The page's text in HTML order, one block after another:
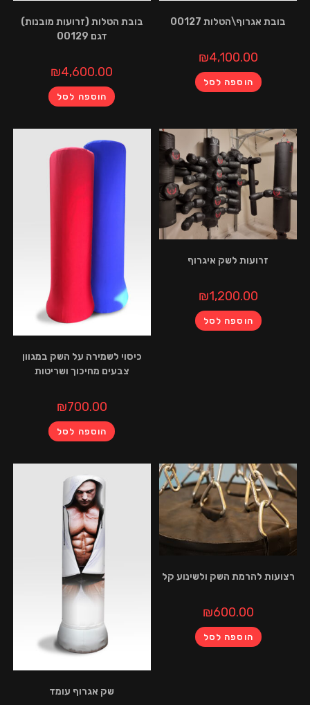
00127
₪
הוספה לסל
בובת הטלות (זרועות מובנות)
₪
הוספה לסל
לשק איגרוף
₪
הוספה לסל
כיסוי לשמירה על השק במגוון
צבעים מחיכוך ושריטות
הוספה לסל
השק ולשינוע קל
הוספה לסל
שק אגרוף עומד